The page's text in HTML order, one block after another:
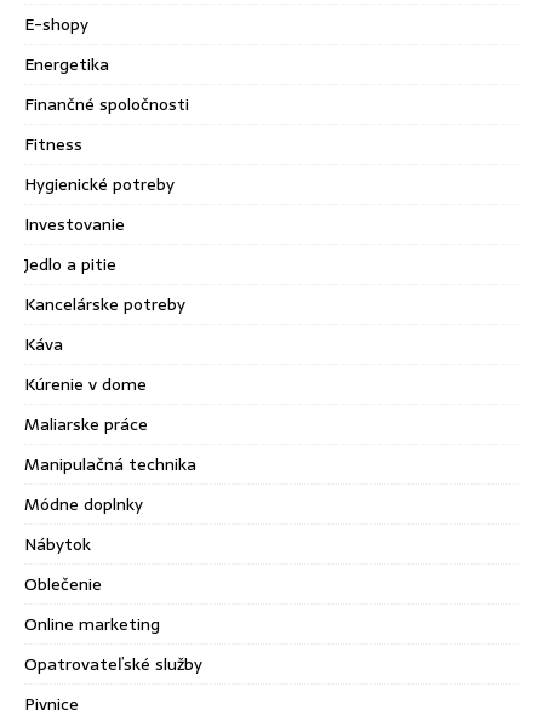
E-shopy
Energetika
Finančné spoločnosti
Fitness
Hygienické potreby
Investovanie
Jedlo a pitie
Kancelárske potreby
Káva
Kúrenie v dome
Maliarske práce
Manipulačná technika
Módne doplnky
Nábytok
Oblečenie
Online marketing
Opatrovateľské služby
Pivnice